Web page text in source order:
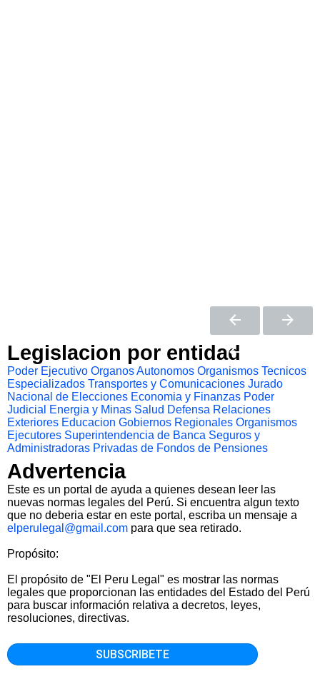
Legislacion por entidad
Poder Ejecutivo Organos Autonomos Organismos Tecnicos
Especializados Transportes y Comunicaciones Jurado
Nacional de Elecciones Economia y Finanzas Poder
Judicial
Energia y Minas Salud Defensa Relaciones
Exteriores Educacion Gobiernos Regionales Organismos
Ejecutores Superintendencia de Banca Seguros y
Administradoras Privadas de Fondos de Pensiones
Advertencia
Este es un portal de ayuda a quienes desean leer las
nuevas normas legales del Perú. Si encuentra algun texto
que no deberia estar en este portal, escriba un mensaje a
elperulegal@gmail.com para que sea retirado.
Propósito:
El propósito de "El Peru Legal" es mostrar las normas
legales que proporcionan las entidades del Estado del Perú
para buscar información relativa a decretos, leyes,
resoluciones, directivas.